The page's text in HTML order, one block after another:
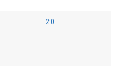
2:0